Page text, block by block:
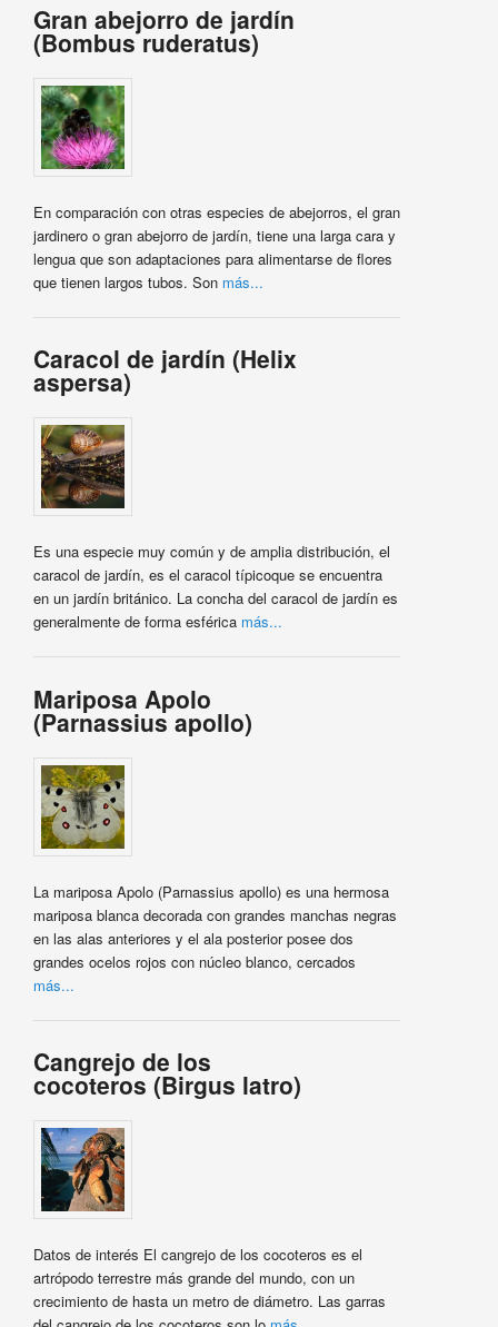
Gran abejorro de jardín
(Bombus ruderatus)
En comparación con otras especies de abejorros, el gran
jardinero o gran abejorro de jardín, tiene una larga cara y
lengua que son adaptaciones para alimentarse de flores
que tienen largos tubos. Son más...
Caracol de jardín (Helix
aspersa)
Es una especie muy común y de amplia distribución, el
caracol de jardín, es el caracol típicoque se encuentra
en un jardín británico. La concha del caracol de jardín es
generalmente de forma esférica más...
Mariposa Apolo
(Parnassius apollo)
La mariposa Apolo (Parnassius apollo) es una hermosa
mariposa blanca decorada con grandes manchas negras
en las alas anteriores y el ala posterior posee dos
grandes ocelos rojos con núcleo blanco, cercados
más...
Cangrejo de los
cocoteros (Birgus latro)
Datos de interés El cangrejo de los cocoteros es el
artrópodo terrestre más grande del mundo, con un
crecimiento de hasta un metro de diámetro. Las garras